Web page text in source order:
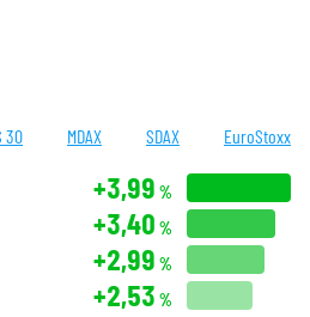
30 MDAX SDAX EuroStoxx
+3,99 %
+3,40 %
+2,99 %
+2,53 %